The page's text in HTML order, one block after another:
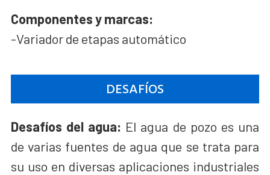
Componentes y marcas:
-Variador de etapas automático
DESAFÍOS
Desafíos del agua: El agua de pozo es una
de varias fuentes de agua que se trata para
su uso en diversas aplicaciones industriales